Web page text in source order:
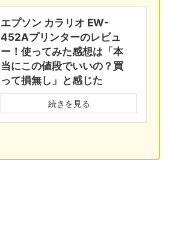
エプソン カラリオ EW-
452Aプリンターのレビュ
ー！使ってみた感想は「本
当にこの値段でいいの？買
って損無し」と感じた
続きを見る